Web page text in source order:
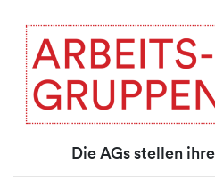
Die AGs stellen